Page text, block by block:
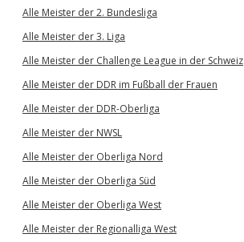
Alle Meister der 2. Bundesliga
Alle Meister der 3. Liga
Alle Meister der Challenge League in der Schweiz
Alle Meister der DDR im Fußball der Frauen
Alle Meister der DDR-Oberliga
Alle Meister der NWSL
Alle Meister der Oberliga Nord
Alle Meister der Oberliga Süd
Alle Meister der Oberliga West
Alle Meister der Regionalliga West